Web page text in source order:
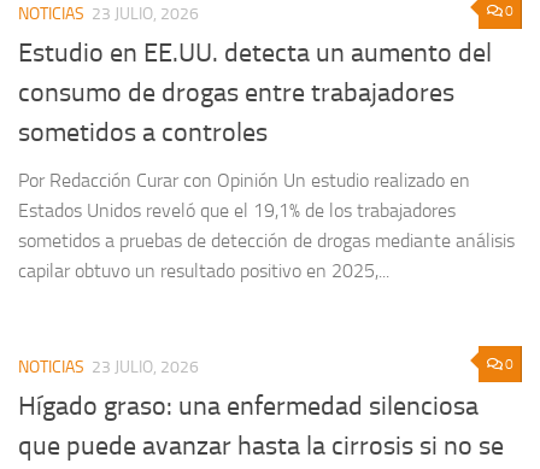
0
NOTICIAS 23 JULIO, 2026
Estudio en EE.UU. detecta un aumento del
consumo de drogas entre trabajadores
sometidos a controles
Por Redacción Curar con Opinión Un estudio realizado en
Estados Unidos reveló que el 19,1% de los trabajadores
sometidos a pruebas de detección de drogas mediante análisis
capilar obtuvo un resultado positivo en 2025,...
0
NOTICIAS 23 JULIO, 2026
Hígado graso: una enfermedad silenciosa
que puede avanzar hasta la cirrosis si no se